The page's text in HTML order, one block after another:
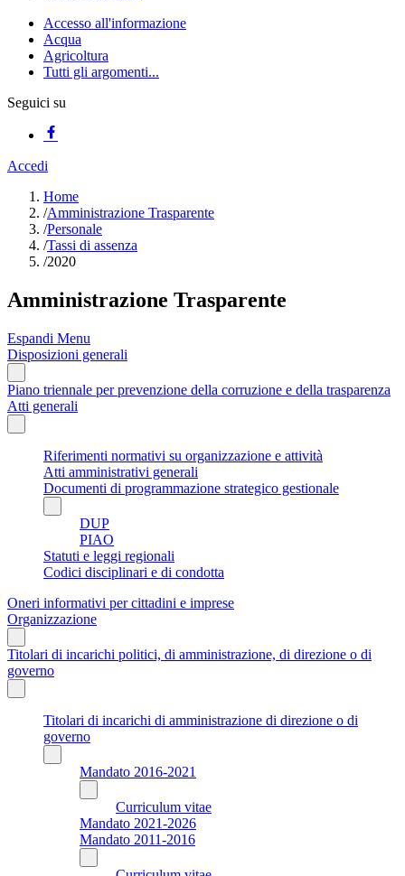
Accesso all'informazione
Acqua
Agricoltura
Tutti gli argomenti...
Seguici su
Accedi
Home
/Amministrazione Trasparente
/Personale
/Tassi di assenza
/2020
Amministrazione Trasparente
Espandi Menu
Disposizioni generali
Piano triennale per prevenzione della corruzione e della trasparenza
Atti generali
Riferimenti normativi su organizzazione e attività
Atti amministrativi generali
Documenti di programmazione strategico gestionale
DUP
PIAO
Statuti e leggi regionali
Codici disciplinari e di condotta
Oneri informativi per cittadini e imprese
Organizzazione
Titolari di incarichi politici, di amministrazione, di direzione o di
governo
Titolari di incarichi di amministrazione di direzione o di
governo
Mandato 2016-2021
Curriculum vitae
Mandato 2021-2026
Mandato 2011-2016